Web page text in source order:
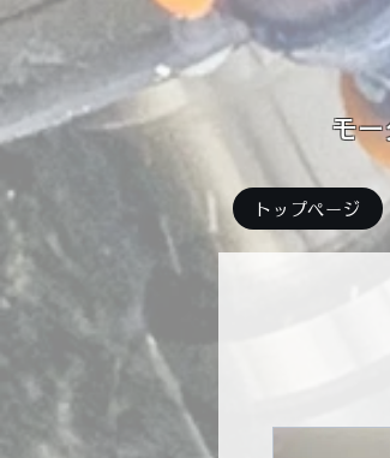
モ
トップページ